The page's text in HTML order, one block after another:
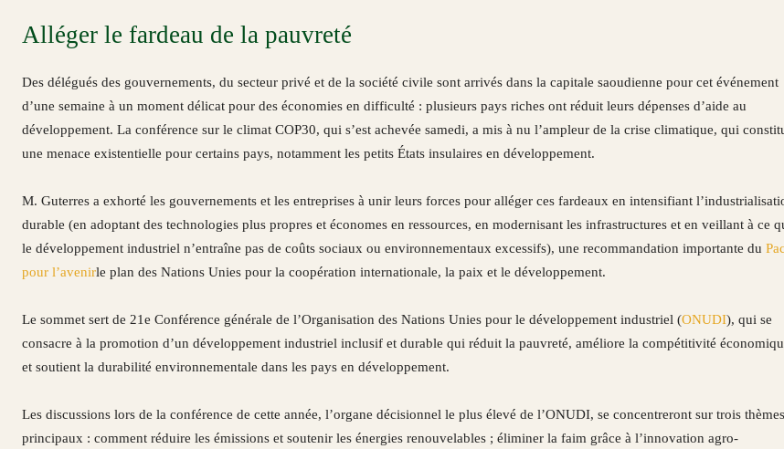
Alléger le fardeau de la pauvreté
Des délégués des gouvernements, du secteur privé et de la société civile sont arrivés dans la capitale saoudienne pour cet événement
d’une semaine à un moment délicat pour des économies en difficulté : plusieurs pays riches ont réduit leurs dépenses d’aide au
développement. La conférence sur le climat COP30, qui s’est achevée samedi, a mis à nu l’ampleur de la crise climatique, qui
une menace existentielle pour certains pays, notamment les petits États insulaires en développement.
M. Guterres a exhorté les gouvernements et les entreprises à unir leurs forces pour alléger ces fardeaux en intensifiant
durable (en adoptant des technologies plus propres et économes en ressources, en modernisant les infrastructures et en veillant à ce
le développement industriel n’entraîne pas de coûts sociaux ou environnementaux excessifs), une recommandation importante du
pour l’avenirle plan des Nations Unies pour la coopération internationale, la paix et le développement.
Le sommet sert de 21e Conférence générale de l’Organisation des Nations Unies pour le développement industriel (ONUDI), qui se
consacre à la promotion d’un développement industriel inclusif et durable qui réduit la pauvreté, améliore la compétitivité
et soutient la durabilité environnementale dans les pays en développement.
Les discussions lors de la conférence de cette année, l’organe décisionnel le plus élevé de l’ONUDI, se concentreront sur trois thèmes
principaux : comment réduire les émissions et soutenir les énergies renouvelables ; éliminer la faim grâce à l’innovation agro-